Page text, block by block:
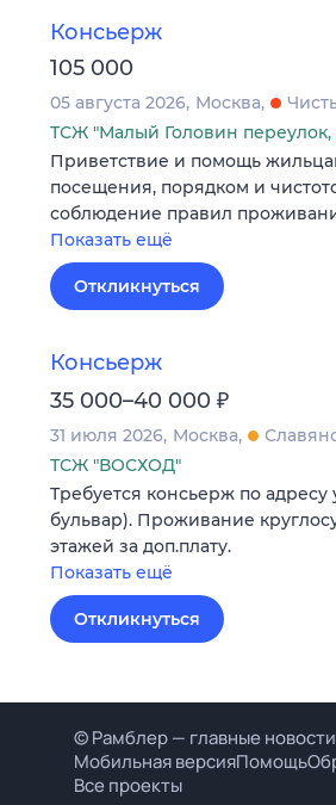
Консьерж
105 000
05 августа 2026 Москва
ТСЖ "Малый Головин переулок,
Приветствие и помощь
посещения, порядком и
соблюдение правил
Показать ещё
Откликнуться
Консьерж
35 000–40 000 ₽
31 июля 2026 Москва
ТСЖ "ВОСХОД"
Требуется консьерж по адресу
бульвар). Проживание
этажей за доп.плату.
Показать ещё
Откликнуться
© Рамблер — главные
Мобильная версияПомощь
Все проекты